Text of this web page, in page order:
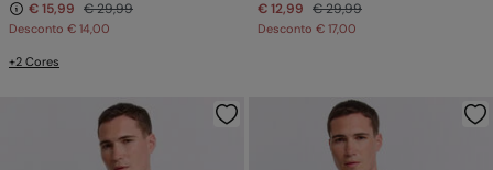
€ 15,99 € 29,99
Desconto € 14,00
+2 Cores
€ 12,99 € 29,99
Desconto € 17,00